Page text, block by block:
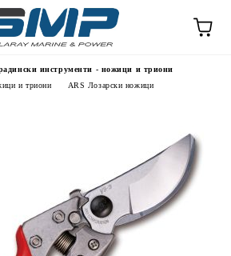
инструменти - ножици и триони
и триони ARS Лозарски ножици